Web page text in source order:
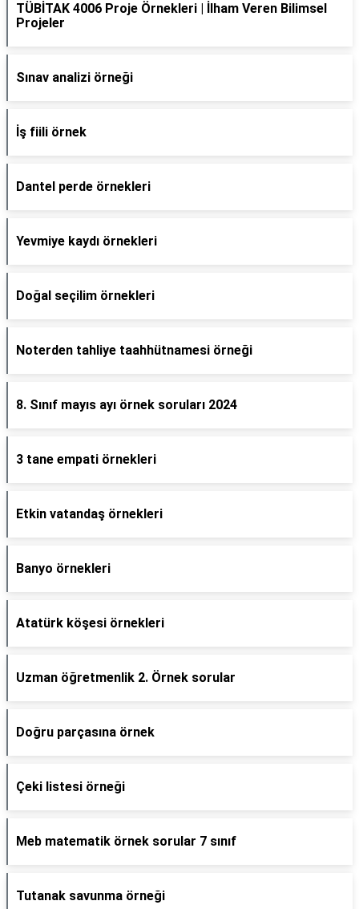
TÜBİTAK 4006 Proje Örnekleri | İlham Veren Bilimsel
Projeler
Sınav analizi örneği
İş fiili örnek
Dantel perde örnekleri
Yevmiye kaydı örnekleri
Doğal seçilim örnekleri
Noterden tahliye taahhütnamesi örneği
8. Sınıf mayıs ayı örnek soruları 2024
3 tane empati örnekleri
Etkin vatandaş örnekleri
Banyo örnekleri
Atatürk köşesi örnekleri
Uzman öğretmenlik 2. Örnek sorular
Doğru parçasına örnek
Çeki listesi örneği
Meb matematik örnek sorular 7 sınıf
Tutanak savunma örneği